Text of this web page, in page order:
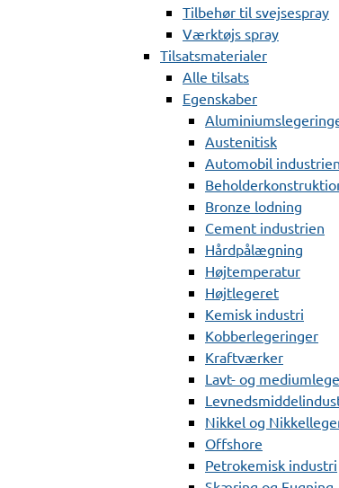
Tilbehør til svejsespray
Værktøjs spray
Tilsatsmaterialer
Alle tilsats
Egenskaber
Austenitisk
Automobil industrien
Bronze lodning
Cement industrien
Hårdpålægning
Højtemperatur
Højtlegeret
Kemisk industri
Kobberlegeringer
Kraftværker
Lavt- og
Nikkel og
Offshore
Petrokemisk industri